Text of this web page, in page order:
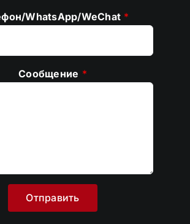
WhatsApp/WeChat *
Сообщение *